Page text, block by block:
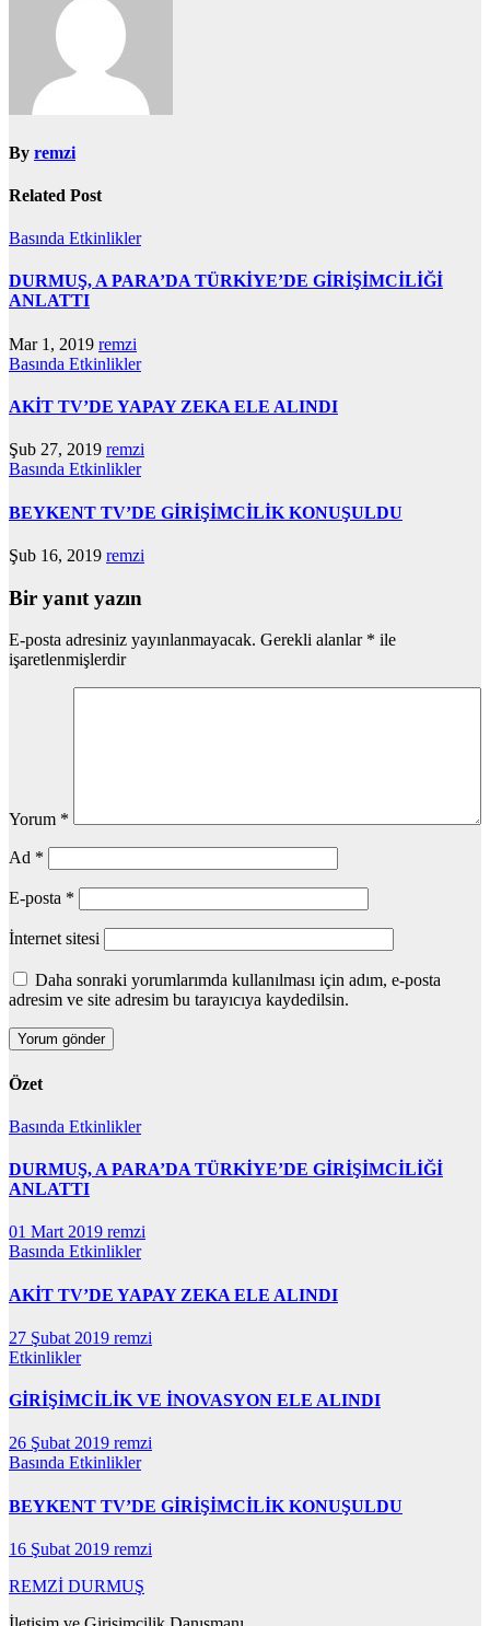
By remzi
Related Post
Basında Etkinlikler
DURMUŞ, A PARA’DA TÜRKİYE’DE GİRİŞİMCİLİĞİ
ANLATTI
Mar 1, 2019 remzi
Basında Etkinlikler
AKİT TV’DE YAPAY ZEKA ELE ALINDI
Şub 27, 2019 remzi
Basında Etkinlikler
BEYKENT TV’DE GİRİŞİMCİLİK KONUŞULDU
Şub 16, 2019 remzi
Bir yanıt yazın
E-posta adresiniz yayınlanmayacak. Gerekli alanlar * ile
işaretlenmişlerdir
Yorum *
Ad *
E-posta *
İnternet sitesi
Daha sonraki yorumlarımda kullanılması için adım, e-posta
adresim ve site adresim bu tarayıcıya kaydedilsin.
Özet
Basında Etkinlikler
DURMUŞ, A PARA’DA TÜRKİYE’DE GİRİŞİMCİLİĞİ
ANLATTI
01 Mart 2019 remzi
Basında Etkinlikler
AKİT TV’DE YAPAY ZEKA ELE ALINDI
27 Şubat 2019 remzi
Etkinlikler
GİRİŞİMCİLİK VE İNOVASYON ELE ALINDI
26 Şubat 2019 remzi
Basında Etkinlikler
BEYKENT TV’DE GİRİŞİMCİLİK KONUŞULDU
16 Şubat 2019 remzi
REMZİ DURMUŞ